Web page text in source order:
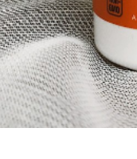
СНА
(MAXLER)